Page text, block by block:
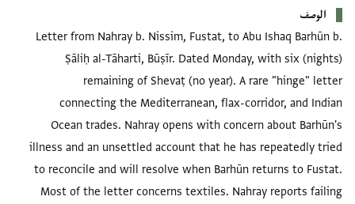
الوصف
Letter from Nahray b. Nissim, Fustat, to Abu Ishaq Barhūn b.
Ṣāliḥ al-Tāharti, Būṣīr. Dated Monday, with six (nights)
remaining of Shevaṭ (no year). A rare "hinge" letter
connecting the Mediterranean, flax-corridor, and Indian
Ocean trades. Nahray opens with concern about Barhūn's
illness and an unsettled account that he has repeatedly tried
to reconcile and will resolve when Barhūn returns to Fustat.
Most of the letter concerns textiles. Nahray reports failing